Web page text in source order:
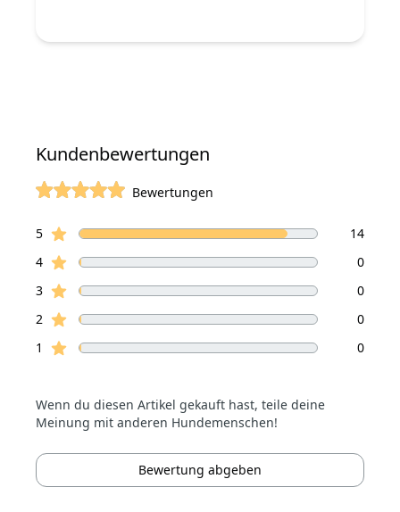
Kundenbewertungen
Bewertungen
Bewertungen
5Sterne Bewertungen
14
4Sterne Bewertungen
0
3Sterne Bewertungen
0
2 Sterne Bewertungen
0
1
Sterne Bewertungen 0
Wenn du diesen Artikel gekauft hast, teile deine
Meinung mit anderen Hundemenschen!
Bewertung abgeben